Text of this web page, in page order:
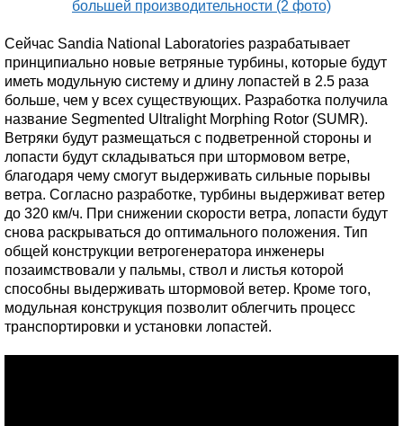
Сейчас Sandia National Laboratories разрабатывает
принципиально новые ветряные турбины, которые будут
иметь модульную систему и длину лопастей в 2.5 раза
больше, чем у всех существующих. Разработка получила
название Segmented Ultralight Morphing Rotor (SUMR).
Ветряки будут размещаться с подветренной стороны и
лопасти будут складываться при штормовом ветре,
благодаря чему смогут выдерживать сильные порывы
ветра. Согласно разработке, турбины выдерживат ветер
до 320 км/ч. При снижении скорости ветра, лопасти будут
снова раскрываться до оптимального положения. Тип
общей конструкции ветрогенератора инженеры
позаимствовали у пальмы, ствол и листья которой
способны выдерживать штормовой ветер. Кроме того,
модульная конструкция позволит облегчить процесс
транспортировки и установки лопастей.